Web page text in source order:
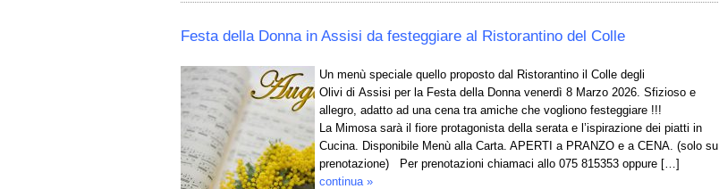
Festa della Donna in Assisi da festeggiare al Ristorantino del Colle
Un menù speciale quello proposto dal Ristorantino il Colle degli
Olivi di Assisi per la Festa della Donna venerdì 8 Marzo 2026. Sfizioso e
allegro, adatto ad una cena tra amiche che vogliono festeggiare !!!
La Mimosa sarà il fiore protagonista della serata e l’ispirazione dei piatti in
Cucina. Disponibile Menù alla Carta. APERTI a PRANZO e a CENA. (solo su
prenotazione) Per prenotazioni chiamaci allo 075 815353 oppure […]
continua »